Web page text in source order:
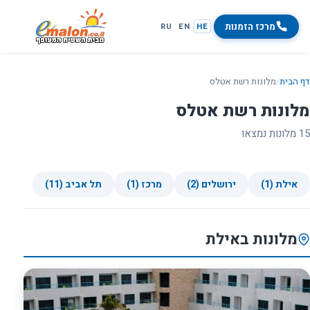
מרכז הזמנות HE
EN
RU
דף הבית/מלונות רשת אטלס
מלונות רשת אטלס
15 מלונות נמצאו
אילת (1) ירושלים (2) מרכז (1) תל אביב (11)
מלונות באילת